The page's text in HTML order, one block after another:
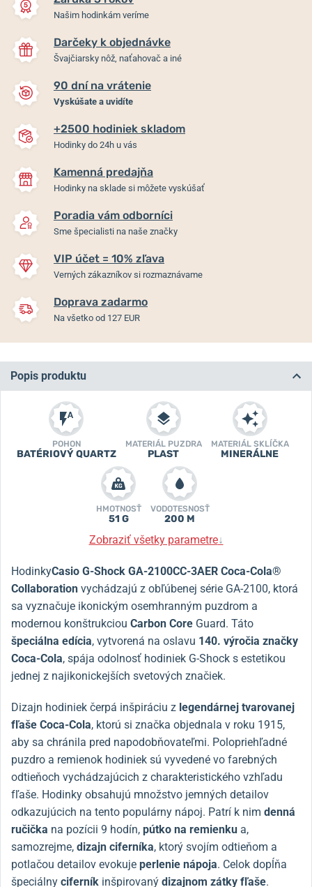
Casio G-Shock GA-2100BM-
7A5ER
Skladom
129 €
Našim hodinkám veríme
Darčeky k objednávke
Švajčiarsky nôž, naťahovač a iné
90 dní na vrátenie
Vyskúšate a uvidíte
+2500 hodiniek skladom
Hodinky do 24h u vás
Kamenná predajňa
Hodinky na sklade si môžete vyskúšať
Poradia vám odborníci
Sme špecialisti na naše značky
VIP účet = 10% zľava
Verných zákazníkov si rozmaznávame
Doprava zadarmo
Na všetko od 127 EUR
Popis produktu
POHON
BATÉRIOVÝ QUARTZ
MATERIÁL PUZDRA
PLAST
MATERIÁL SKLÍČKA
MINERÁLNE
HMOTNOSŤ
51 G
VODOTESNOSŤ
200 M
Zobraziť všetky parametre↓
HodinkyCasio G-Shock GA-2100CC-3AER Coca-Cola®
Collaboration vychádzajú z obľúbenej série GA-2100, ktorá
sa vyznačuje ikonickým osemhranným puzdrom a
modernou konštrukciou Carbon Core Guard. Táto
špeciálna edícia, vytvorená na oslavu 140. výročia značky
Coca-Cola, spája odolnosť hodiniek G-Shock s estetikou
jednej z najikonickejších svetových značiek.
Dizajn hodiniek čerpá inšpiráciu z legendárnej tvarovanej
fľaše Coca-Cola, ktorú si značka objednala v roku 1915,
aby sa chránila pred napodobňovateľmi. Polopriehľadné
puzdro a remienok hodiniek sú vyvedené vo farebných
odtieňoch vychádzajúcich z charakteristického vzhľadu
fľaše. Hodinky obsahujú množstvo jemných detailov
odkazujúcich na tento populárny nápoj. Patrí k nim denná
ručička na pozícii 9 hodín, pútko na remienku a,
samozrejme, dizajn ciferníka, ktorý svojím odtieňom a
potlačou detailov evokuje perlenie nápoja. Celok dopĺňa
špeciálny ciferník inšpirovaný dizajnom zátky fľaše.